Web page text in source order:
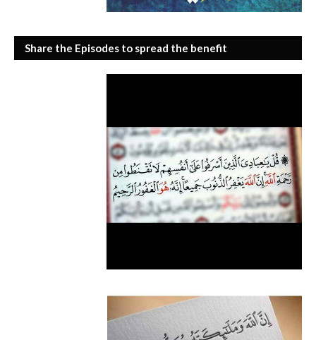
Share the Episodes to spread the benefit